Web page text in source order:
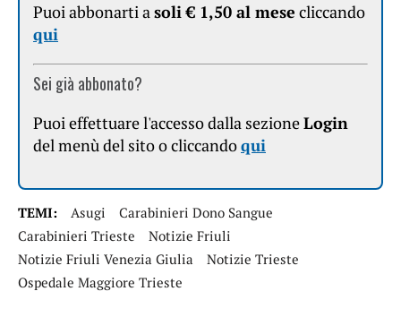
Puoi abbonarti asoli € 1,50 al mese cliccando
qui
Sei già abbonato?
Puoi effettuare l'accesso dalla sezioneLogin
del menù del sito o cliccandoqui
TEMI: Asugi
Carabinieri Dono Sangue
Carabinieri Trieste
Notizie Friuli
Notizie Friuli Venezia Giulia
Notizie Trieste
Ospedale Maggiore Trieste